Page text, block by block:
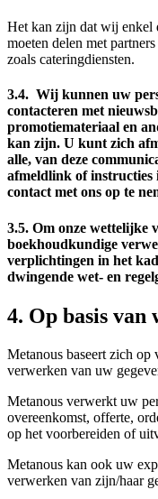
Het kan zijn dat wij enkel
moeten delen met
zoals cateringdiensten.
3.4. Wij kunnen uw
contacteren met
promotiemateriaal en
kan zijn. U kunt zich
alle, van deze
afmeldlink of instructies
contact met ons op te
3.5. Om onze wettelijke
boekhoudkundige
verplichtingen in het
dwingende wet- en
4. Op basis van
Metanous baseert zich op
verwerken van uw
Metanous verwerkt uw
overeenkomst, offerte,
op het voorbereiden of
Metanous kan ook uw
verwerken van zijn/haar